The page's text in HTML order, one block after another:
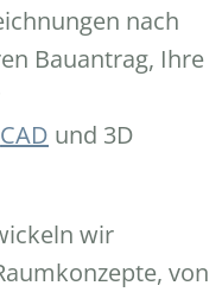
nach
Bauantrag, Ihre
CAD und 3D
wir
von